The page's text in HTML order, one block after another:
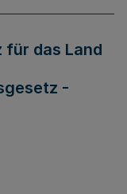
das Land
-